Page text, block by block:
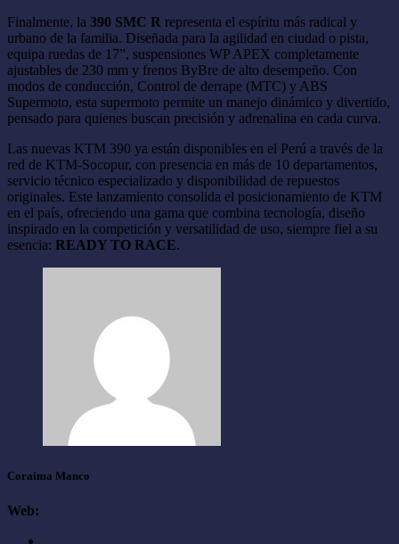
Finalmente, la 390 SMC R representa el espíritu más radical y
urbano de la familia. Diseñada para la agilidad en ciudad o pista,
equipa ruedas de 17”, suspensiones WP APEX completamente
ajustables de 230 mm y frenos ByBre de alto desempeño. Con
modos de conducción, Control de derrape (MTC) y ABS
Supermoto, esta supermoto permite un manejo dinámico y divertido,
pensado para quienes buscan precisión y adrenalina en cada curva.
Las nuevas KTM 390 ya están disponibles en el Perú a través de la
red de KTM-Socopur, con presencia en más de 10 departamentos,
servicio técnico especializado y disponibilidad de repuestos
originales. Este lanzamiento consolida el posicionamiento de KTM
en el país, ofreciendo una gama que combina tecnología, diseño
inspirado en la competición y versatilidad de uso, siempre fiel a su
esencia: READY TO RACE.
Coraima Manco
Web: